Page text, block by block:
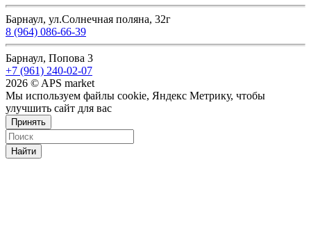
Барнаул, ул.Солнечная поляна, 32г
8 (964) 086-66-39
Барнаул, Попова 3
+7 (961) 240-02-07
2026 © APS market
Мы используем файлы cookie, Яндекс Метрику, чтобы
улучшить сайт для вас
Принять
Найти